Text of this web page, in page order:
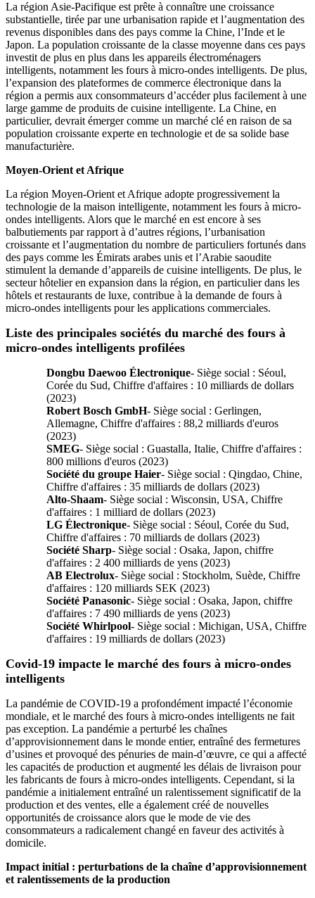
La région Asie-Pacifique est prête à connaître une croissance
substantielle, tirée par une urbanisation rapide et l’augmentation des
revenus disponibles dans des pays comme la Chine, l’Inde et le
Japon. La population croissante de la classe moyenne dans ces pays
investit de plus en plus dans les appareils électroménagers
intelligents, notamment les fours à micro-ondes intelligents. De plus,
l’expansion des plateformes de commerce électronique dans la
région a permis aux consommateurs d’accéder plus facilement à une
large gamme de produits de cuisine intelligente. La Chine, en
particulier, devrait émerger comme un marché clé en raison de sa
population croissante experte en technologie et de sa solide base
manufacturière.
Moyen-Orient et Afrique
La région Moyen-Orient et Afrique adopte progressivement la
technologie de la maison intelligente, notamment les fours à micro-
ondes intelligents. Alors que le marché en est encore à ses
balbutiements par rapport à d’autres régions, l’urbanisation
croissante et l’augmentation du nombre de particuliers fortunés dans
des pays comme les Émirats arabes unis et l’Arabie saoudite
stimulent la demande d’appareils de cuisine intelligents. De plus, le
secteur hôtelier en expansion dans la région, en particulier dans les
hôtels et restaurants de luxe, contribue à la demande de fours à
micro-ondes intelligents pour les applications commerciales.
Liste des principales sociétés du marché des fours à
micro-ondes intelligents profilées
Dongbu Daewoo Électronique- Siège social : Séoul,
Corée du Sud, Chiffre d'affaires : 10 milliards de dollars
(2023)
Robert Bosch GmbH- Siège social : Gerlingen,
Allemagne, Chiffre d'affaires : 88,2 milliards d'euros
(2023)
SMEG- Siège social : Guastalla, Italie, Chiffre d'affaires :
800 millions d'euros (2023)
Société du groupe Haier- Siège social : Qingdao, Chine,
Chiffre d'affaires : 35 milliards de dollars (2023)
Alto-Shaam- Siège social : Wisconsin, USA, Chiffre
d'affaires : 1 milliard de dollars (2023)
LG Électronique- Siège social : Séoul, Corée du Sud,
Chiffre d'affaires : 70 milliards de dollars (2023)
Société Sharp- Siège social : Osaka, Japon, chiffre
d'affaires : 2 400 milliards de yens (2023)
AB Electrolux- Siège social : Stockholm, Suède, Chiffre
d'affaires : 120 milliards SEK (2023)
Société Panasonic- Siège social : Osaka, Japon, chiffre
d'affaires : 7 490 milliards de yens (2023)
Société Whirlpool- Siège social : Michigan, USA, Chiffre
d'affaires : 19 milliards de dollars (2023)
Covid-19 impacte le marché des fours à micro-ondes
intelligents
La pandémie de COVID-19 a profondément impacté l’économie
mondiale, et le marché des fours à micro-ondes intelligents ne fait
pas exception. La pandémie a perturbé les chaînes
d’approvisionnement dans le monde entier, entraîné des fermetures
d’usines et provoqué des pénuries de main-d’œuvre, ce qui a affecté
les capacités de production et augmenté les délais de livraison pour
les fabricants de fours à micro-ondes intelligents. Cependant, si la
pandémie a initialement entraîné un ralentissement significatif de la
production et des ventes, elle a également créé de nouvelles
opportunités de croissance alors que le mode de vie des
consommateurs a radicalement changé en faveur des activités à
domicile.
Impact initial : perturbations de la chaîne d’approvisionnement
et ralentissements de la production